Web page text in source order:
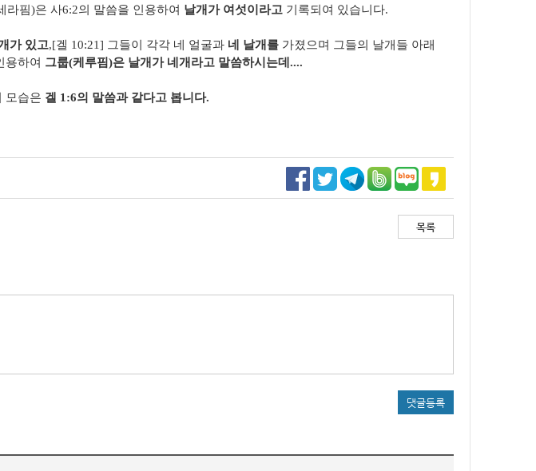
라핌)은 사6:2의 말씀을 인용하여 날개가 여섯이라고 기록되여 있습니다.
가 있고,[겔 10:21] 그들이 각각 네 얼굴과 네 날개를 가졌으며 그들의 날개들 아래
용하여 그룹(케루핌)은 날개가 네개라고 말씀하시는데....
모습은 겔 1:6의 말씀과 같다고 봅니다.
목록
댓글등록